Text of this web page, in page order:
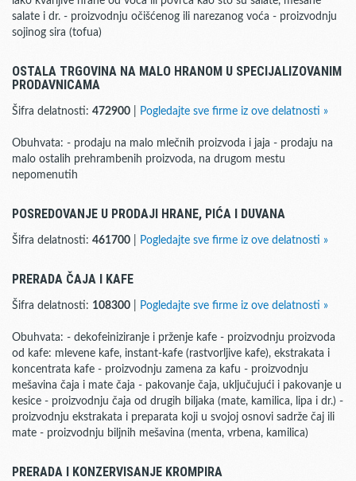
salate i dr. - proizvodnju očišćenog ili narezanog voća - proizvodnju
sojinog sira (tofua)
OSTALA TRGOVINA NA MALO HRANOM U SPECIJALIZOVANIM
PRODAVNICAMA
Šifra delatnosti: 472900 Pogledajte sve firme iz ove delatnosti »
Obuhvata: - prodaju na malo mlečnih proizvoda i jaja - prodaju na
malo ostalih prehrambenih proizvoda, na drugom mestu
nepomenutih
POSREDOVANJE U PRODAJI HRANE, PIĆA I DUVANA
Šifra delatnosti: 461700 Pogledajte sve firme iz ove delatnosti »
PRERADA ČAJA I KAFE
Šifra delatnosti: 108300 Pogledajte sve firme iz ove delatnosti »
Obuhvata: - dekofeiniziranje i prženje kafe - proizvodnju proizvoda
od kafe: mlevene kafe, instant-kafe (rastvorljive kafe), ekstrakata i
koncentrata kafe - proizvodnju zamena za kafu - proizvodnju
mešavina čaja i mate čaja - pakovanje čaja, uključujući i pakovanje u
kesice - proizvodnju čaja od drugih biljaka (mate, kamilica, lipa i dr.) -
proizvodnju ekstrakata i preparata koji u svojoj osnovi sadrže čaj ili
mate - proizvodnju biljnih mešavina (menta, vrbena, kamilica)
PRERADA I KONZERVISANJE KROMPIRA